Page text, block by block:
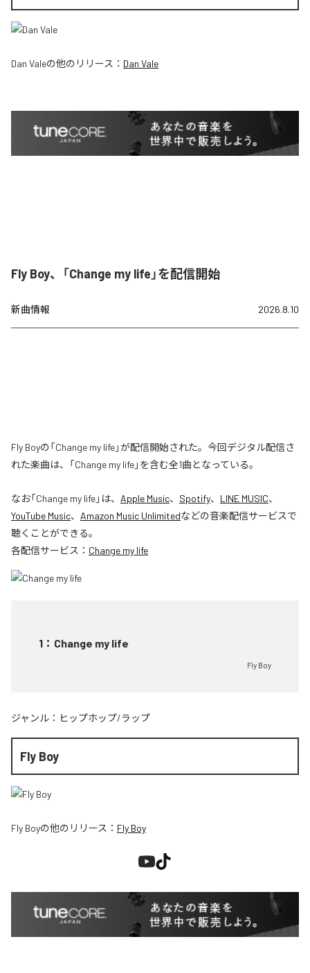
Dan Valeの他のリリース： Dan Vale
Fly Boy、「Change my life」を配信開始
新曲情報 2026.8.10
Fly Boyの「Change my life」が配信開始された。今回デジタル配信さ
れた楽曲は、「Change my life」を含む全1曲となっている。
なお「Change my life」は、 Apple Music、 Spotify、 LINE MUSIC、
YouTube Music、 Amazon Music Unlimitedなどの音楽配信サービスで
聴くことができる。
各配信サービス： Change my life
1 ： Change my life
Fly Boy
ジャンル： ヒップホップ/ラップ
Fly Boy
Fly Boyの他のリリース： Fly Boy